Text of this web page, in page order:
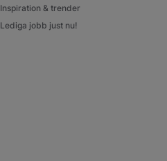
Inspiration & trender
Lediga jobb just nu!